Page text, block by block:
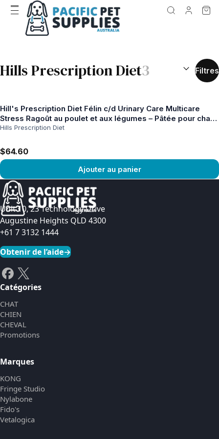
Hills Prescription Diet3 RÉSULTATS
Filtres
Hill's Prescription Diet Félin c/d Urinary Care Multicare
Stress Ragoût au poulet et aux légumes – Pâtée pour chat
82g x 24
Hills Prescription Diet
$64.60
Ajouter au panier
Voir le produit
Unit 10, 23 Technology Drive
Augustine Heights QLD 4300
+61 7 3132 1444
Obtenir de l’aide→
Catégories
CHAT
CHIEN
CHEVAL
Promotions
Marques
KONG
Fringe Studio
Nylabone
Fido's
Vetalogica